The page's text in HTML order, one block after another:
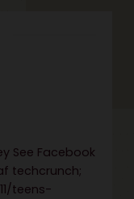
See Facebook
techcrunch;
teens-